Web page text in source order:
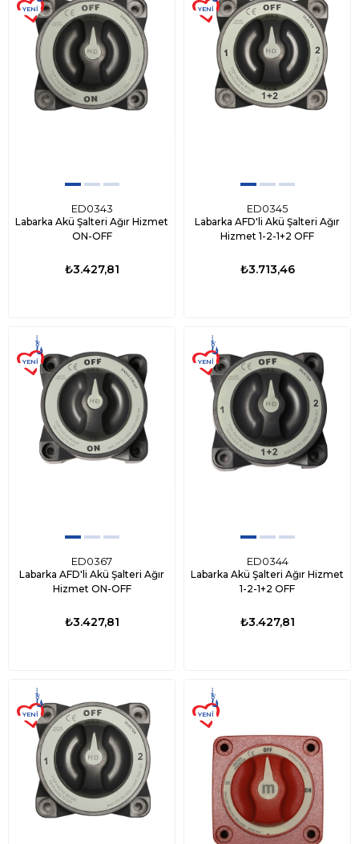
ED0343
Labarka Akü Şalteri Ağır Hizmet
ON-OFF
₺3.427,81
YENI
ÜRÜN
ED0345
Labarka AFD'li Akü Şalteri Ağır
Hizmet 1-2-1+2 OFF
₺3.713,46
YENI
ÜRÜN
ED0367
Labarka AFD'li Akü Şalteri Ağır
Hizmet ON-OFF
₺3.427,81
YENI
ÜRÜN
ED0344
Labarka Akü Şalteri Ağır Hizmet
1-2-1+2 OFF
₺3.427,81
YENI
ÜRÜN
YENI
ÜRÜN
YENI
ÜRÜN